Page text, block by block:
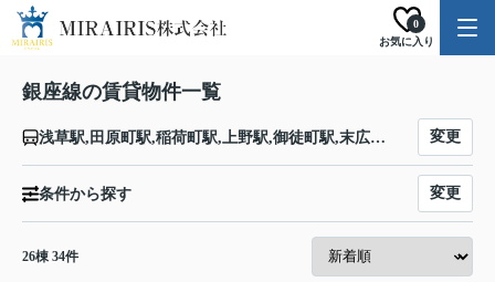
お気に入り
0
銀座線の賃貸物件一覧
浅草駅,田原町駅,稲荷町駅,上野駅,御徒町駅,末広町駅,神田駅,三越前駅,日本橋駅,京橋駅,銀座駅,新橋駅,虎ノ門駅,国会議事堂前駅,永田町駅,青山一丁目駅,外苑前駅,表参道駅,渋谷駅 変更
条件から探す 変更
26棟 34件